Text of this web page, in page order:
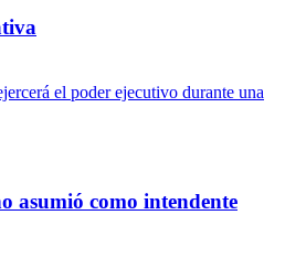
asumió como intendente